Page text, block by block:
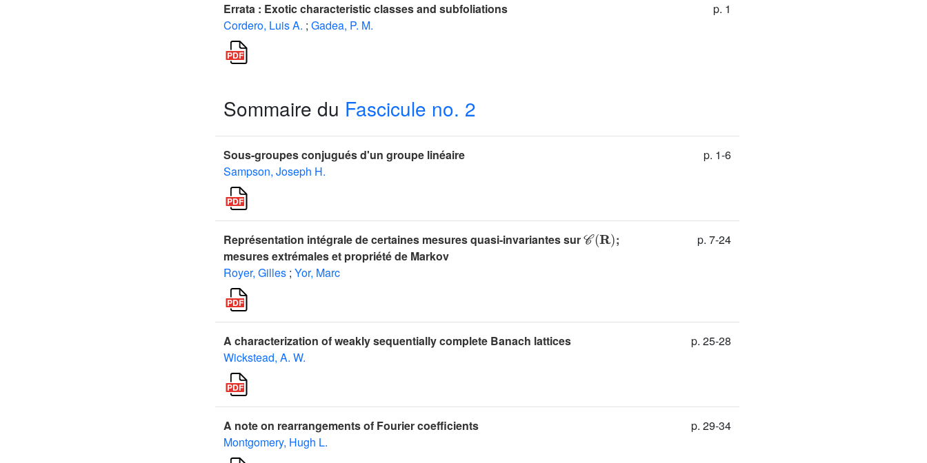
Errata : Exotic characteristic classes and subfoliations
Cordero, Luis A. ; Gadea, P. M.
p. 1
Sommaire du Fascicule no. 2
Sous-groupes conjugués d'un groupe linéaire
Sampson, Joseph H.
p. 1-6
Représentation intégrale de certaines mesures quasi-invariantes sur
𝒞(𝐑
;
mesures extrémales et propriété de Markov
Royer, Gilles ; Yor, Marc
p. 7-24
A characterization of weakly sequentially complete Banach lattices
Wickstead, A. W.
p. 25-28
A note on rearrangements of Fourier coefficients
Montgomery, Hugh L.
p. 29-34